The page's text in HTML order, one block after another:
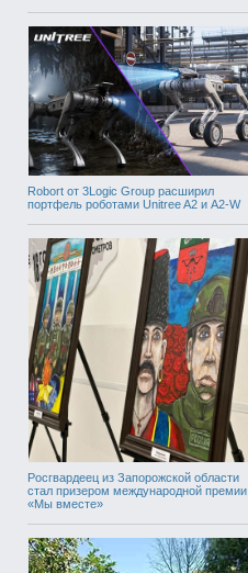
Robort от 3Logic Group расширил
портфель роботами Unitree A2 и A2-W
Росгвардеец из Запорожской области
стал призером международной премии
«Мы вместе»